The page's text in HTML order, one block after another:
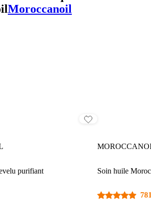
Moroccanoil
purifiant Soin huile